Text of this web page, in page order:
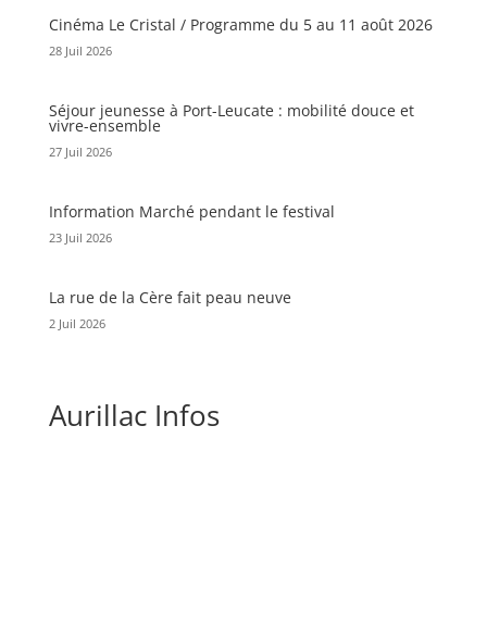
Cinéma Le Cristal / Programme du 5 au 11 août 2026
28 Juil 2026
Séjour jeunesse à Port-Leucate : mobilité douce et
vivre-ensemble
27 Juil 2026
Information Marché pendant le festival
23 Juil 2026
La rue de la Cère fait peau neuve
2 Juil 2026
Aurillac Infos